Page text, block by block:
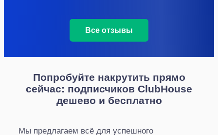
Все отзывы
Попробуйте накрутить прямо
сейчас: подписчиков ClubHouse
дешево и бесплатно
Мы предлагаем всё для успешного